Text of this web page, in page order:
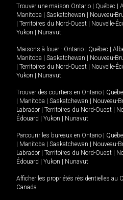
Trouver une maison Ontario Québec
Manitoba
Saskatchewan Nouveau-
Territoires du Nord-Ouest Nouvelle-
Yukon
Nunavut.
Maisons à louer - Ontario Québec
Manitoba
Saskatchewan Nouveau-
Territoires du Nord-Ouest Nouvelle-
Yukon
Nunavut.
Trouver des courtiers en Ontario
Manitoba Saskatchewan Nouveau-
Labrador
Territoires du Nord-Ouest
Édouard
Yukon Nunavut
Parcourir les bureaux en Ontario
Manitoba Saskatchewan Nouveau-
Labrador
Territoires du Nord-Ouest
Édouard
Yukon Nunavut
Afficher les propriétés résidentielles au
Canada